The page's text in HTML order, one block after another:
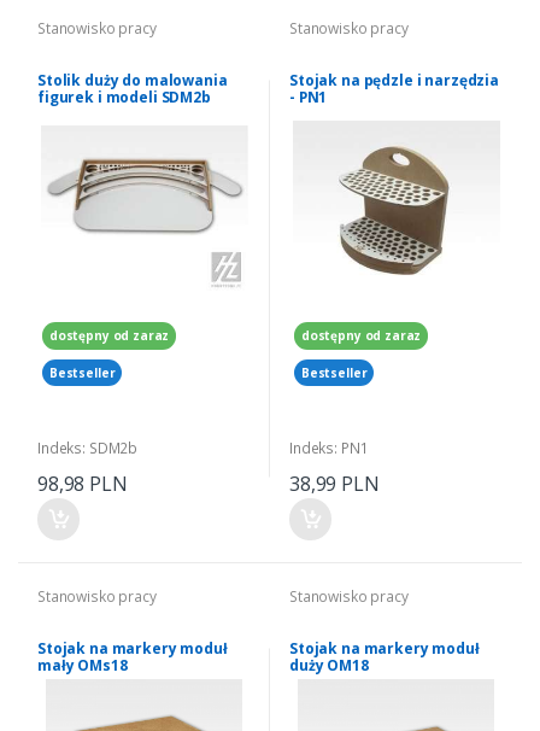
Stanowisko pracy
Stolik duży do malowania
figurek i modeli SDM2b
dostępny od zaraz
Bestseller
Indeks: SDM2b
98,98 PLN
Stanowisko pracy
Stojak na pędzle i narzędzia
- PN1
dostępny od zaraz
Bestseller
Indeks: PN1
38,99 PLN
Stanowisko pracy
Stojak na markery moduł
mały OMs18
Stanowisko pracy
Stojak na markery moduł
duży OM18